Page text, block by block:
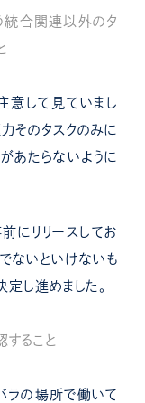
統合関連以外のタ
意して見ていまし
そのタスクのみに
あたらないように
にリリースしてお
ないといけないも
し進めました。
ること
ラの場所で働いて